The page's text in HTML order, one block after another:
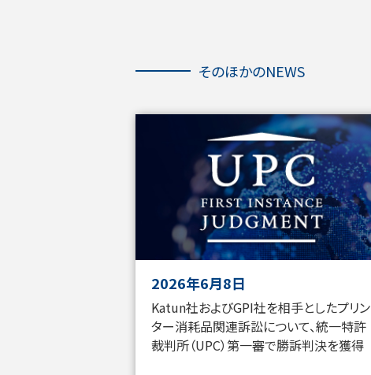
そのほかのNEWS
ほ
NEWS
を
2026年6月8日
Katun社およびGPI社を相手としたプリン
ター消耗品関連訴訟について、統一特許
裁判所（UPC）第一審で勝訴判決を獲得